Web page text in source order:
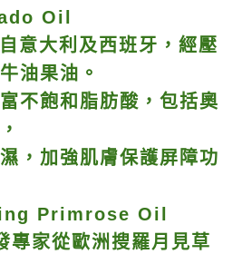
Oil
意大利及西班牙，經壓
油果油。
不飽和脂肪酸，包括奧
，加強肌膚保護屏障功
Primrose Oil
專家從歐洲搜羅月見草